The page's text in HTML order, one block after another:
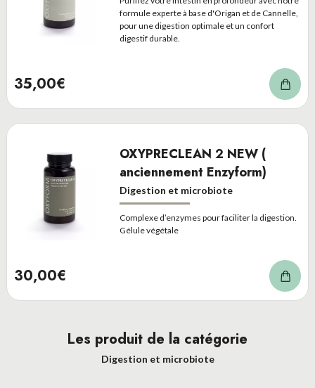
formule experte à base d'Origan et de Cannelle,
pour une digestion optimale et un confort
digestif durable.
35,00€
OXYPRECLEAN 2 NEW (
anciennement Enzyform)
Digestion et microbiote
Complexe d’enzymes pour faciliter la digestion.
Gélule végétale
30,00€
Les produit de la catégorie
Digestion et microbiote